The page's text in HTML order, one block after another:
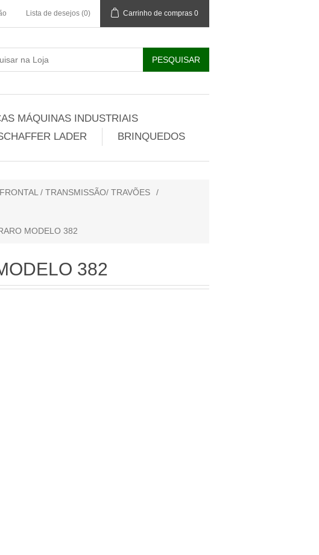
Lista de desejos (0) Carrinho de compras 0
MÁQUINAS INDUSTRIAIS
LADER BRINQUEDOS
/ TRANSMISSÃO/ TRAVÕES
/
MODELO 382
382